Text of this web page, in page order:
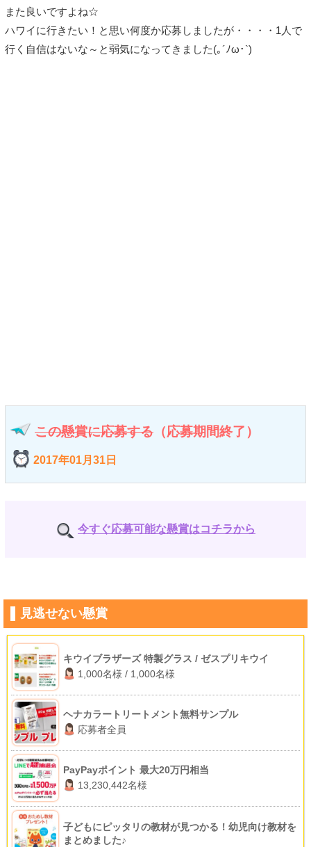
また良いですよね☆
ハワイに行きたい！と思い何度か応募しましたが・・・・1人で
行く自信はないな～と弱気になってきました(｡´ﾉω･`)
この懸賞に応募する （応募期間終了）
2017年01月31日
今すぐ応募可能な懸賞はコチラから
見逃せない懸賞
キウイブラザーズ 特製グラス / ゼスプリキウイ
1,000名様 / 1,000名様
ヘナカラートリートメント無料サンプル
応募者全員
PayPayポイント 最大20万円相当
13,230,442名様
子どもにピッタリの教材が見つかる！幼児向け教材を
まとめました♪